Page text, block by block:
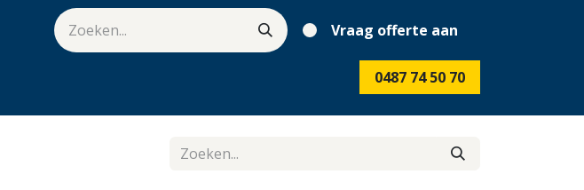
Vraag offerte aan
0487 74 50 70